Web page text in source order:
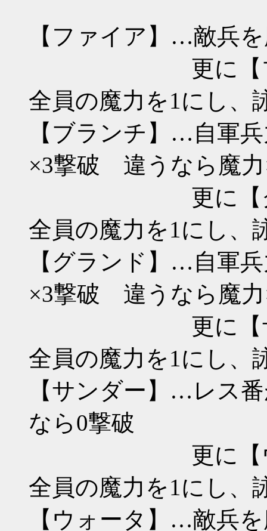
【ファイア】…敵兵
更に【ブラン
全員の魔力を1にし、
【ブランチ】…自軍
×3撃破 違うなら魔力
更に【グラン
全員の魔力を1にし、
【グランド】…自軍
×3撃破 違うなら魔力
更に【サンダ
全員の魔力を1にし、
【サンダー】…レス
なら0撃破
更に【ウォー
全員の魔力を1にし、
【ウォータ】…敵兵